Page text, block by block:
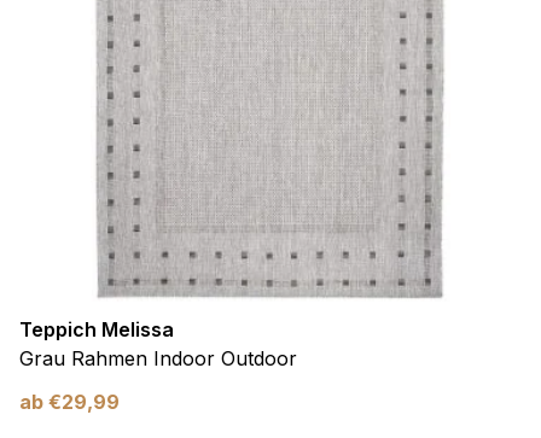
Teppich Melissa
Grau Rahmen Indoor Outdoor
ab €29,99